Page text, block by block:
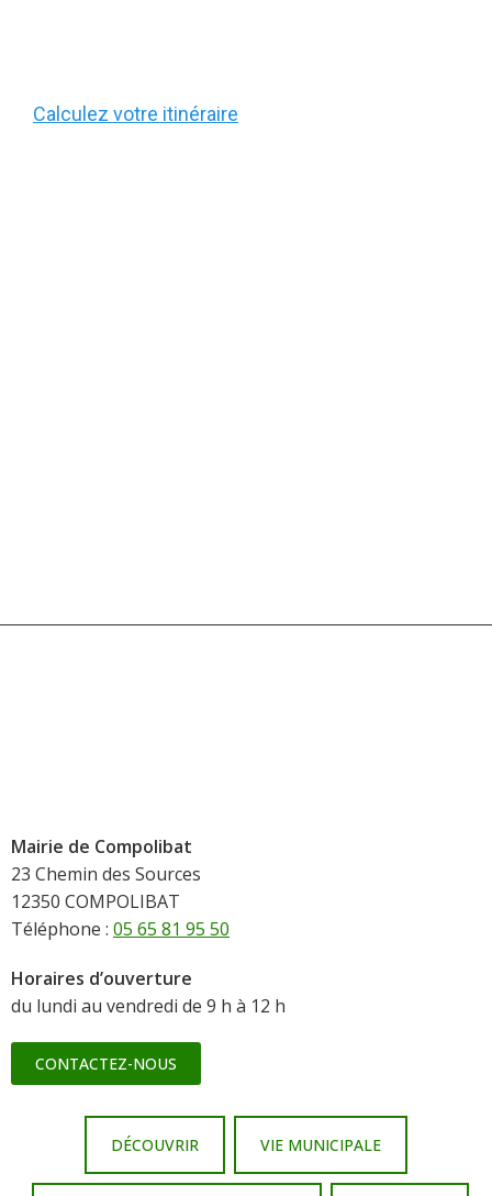
Calculez votre itinéraire
Mairie de Compolibat
23 Chemin des Sources
12350 COMPOLIBAT
Téléphone : 05 65 81 95 50
Horaires d’ouverture
du lundi au vendredi de 9 h à 12 h
CONTACTEZ-NOUS
DÉCOUVRIR VIE MUNICIPALE